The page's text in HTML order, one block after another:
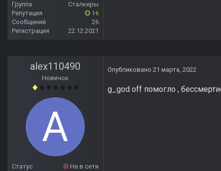
Группа
Сталкеры
Репутация
16
Сообщений
26
Регистрация
22.12.2021
alex110490
Новичок
Статус
Не в сети
Опубликовано 21 марта, 2022
g_god off помогло ,